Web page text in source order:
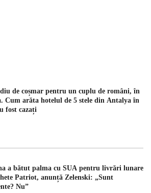
de coșmar pentru un cuplu de români, în
Cum arăta hotelul de 5 stele din Antalya în
fost cazați
a bătut palma cu SUA pentru livrări lunare
Patriot, anunță Zelenski: „Sunt
Nu”